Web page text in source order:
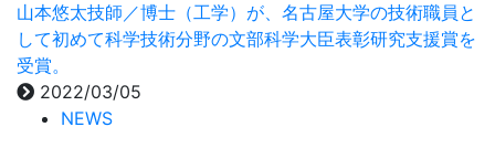
山本悠太技師／博士（工学）が、名古屋大学の技術職員と
して初めて科学技術分野の文部科学大臣表彰研究支援賞を
受賞。
2022/03/05
NEWS